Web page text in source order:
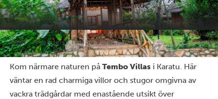
Tembo Villas Karatu
Hem Boenden Tembo Villas Karatu
Kom närmare naturen på Tembo Villas i Karatu. Här
väntar en rad charmiga villor och stugor omgivna av
vackra trädgårdar med enastående utsikt över